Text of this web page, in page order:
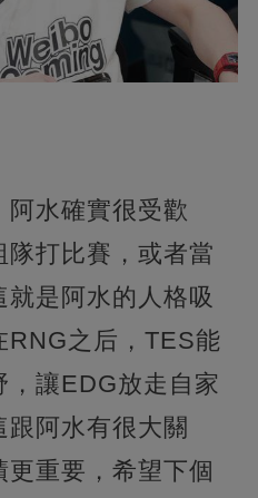
水確實很受歡
打比賽，或者當
是阿水的人格吸
RNG之后，TES能
讓EDG放走自家
阿水有很大關
重要，希望下個